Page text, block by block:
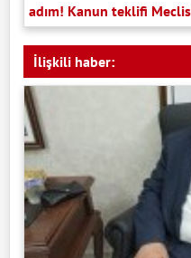
adım! Kanun teklifi
İlişkili haber: